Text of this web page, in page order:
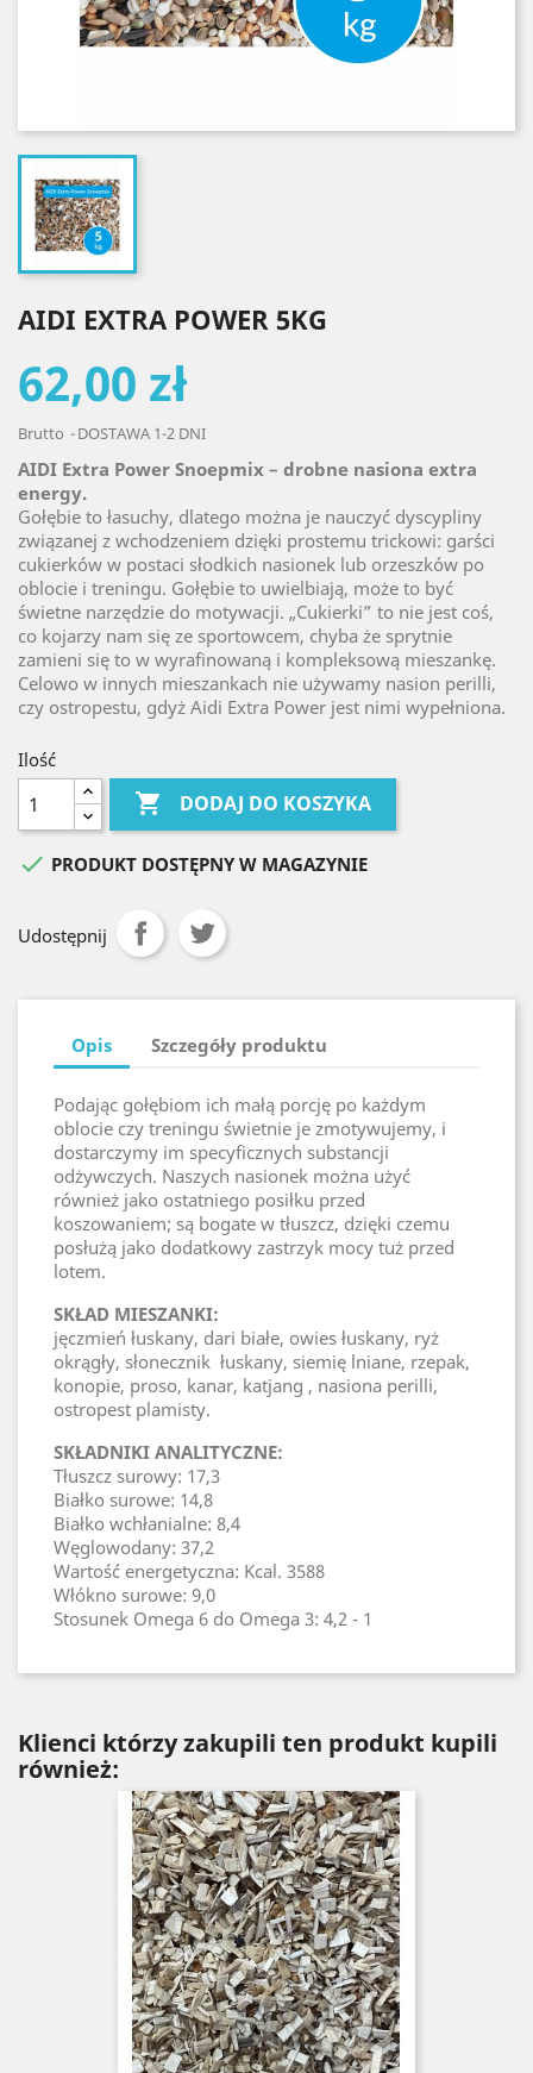
AIDI EXTRA POWER 5KG
62,00 zł
Brutto DOSTAWA 1-2 DNI
AIDI Extra Power Snoepmix – drobne nasiona extra
energy.
Gołębie to łasuchy, dlatego można je nauczyć dyscypliny
związanej z wchodzeniem dzięki prostemu trickowi: garści
cukierków w postaci słodkich nasionek lub orzeszków po
oblocie i treningu. Gołębie to uwielbiają, może to być
świetne narzędzie do motywacji. „Cukierki” to nie jest coś,
co kojarzy nam się ze sportowcem, chyba że sprytnie
zamieni się to w wyrafinowaną i kompleksową mieszankę.
Celowo w innych mieszankach nie używamy nasion perilli,
czy ostropestu, gdyż Aidi Extra Power jest nimi wypełniona.
Ilość
 DODAJ DO KOSZYKA
 PRODUKT DOSTĘPNY W MAGAZYNIE
Udostępnij
Opis Szczegóły produktu
Podając gołębiom ich małą porcję po każdym
oblocie czy treningu świetnie je zmotywujemy, i
dostarczymy im specyficznych substancji
odżywczych. Naszych nasionek można użyć
również jako ostatniego posiłku przed
koszowaniem; są bogate w tłuszcz, dzięki czemu
posłużą jako dodatkowy zastrzyk mocy tuż przed
lotem.
SKŁAD MIESZANKI:
jęczmień łuskany, dari białe, owies łuskany, ryż
okrągły, słonecznik łuskany, siemię lniane, rzepak,
konopie, proso, kanar, katjang , nasiona perilli,
ostropest plamisty.
SKŁADNIKI ANALITYCZNE:
Tłuszcz surowy: 17,3
Białko surowe: 14,8
Białko wchłanialne: 8,4
Węglowodany: 37,2
Wartość energetyczna: Kcal. 3588
Włókno surowe: 9,0
Stosunek Omega 6 do Omega 3: 4,2 - 1
Klienci którzy zakupili ten produkt kupili
również: